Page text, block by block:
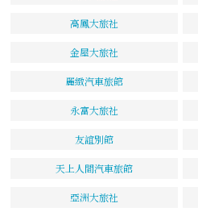
高鳳大旅社
金屋大旅社
麗緻汽車旅館
永富大旅社
友誼別館
天上人間汽車旅館
亞洲大旅社